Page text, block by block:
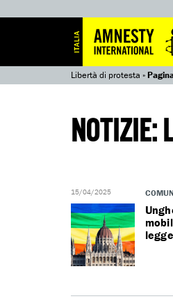
Libertà di protesta »
NOTIZIE:
15/04/2025